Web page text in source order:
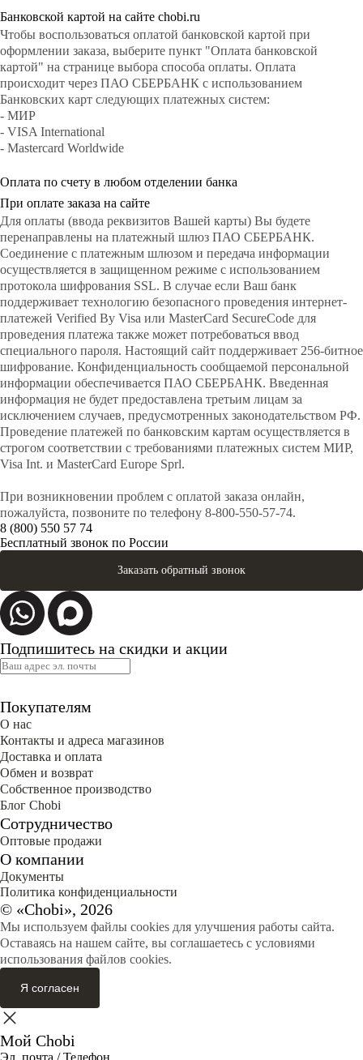
Банковской картой на сайте chobi.ru
Чтобы воспользоваться оплатой банковской картой при
оформлении заказа, выберите пункт "Оплата банковской
картой" на странице выбора способа оплаты. Оплата
происходит через ПАО СБЕРБАНК с использованием
Банковских карт следующих платежных систем:
- МИР
- VISA International
- Mastercard Worldwide
Оплата по счету в любом отделении банка
При оплате заказа на сайте
Для оплаты (ввода реквизитов Вашей карты) Вы будете
перенаправлены на платежный шлюз ПАО СБЕРБАНК.
Соединение с платежным шлюзом и передача информации
осуществляется в защищенном режиме с использованием
протокола шифрования SSL. В случае если Ваш банк
поддерживает технологию безопасного проведения интернет-
платежей Verified By Visa или MasterCard SecureCode для
проведения платежа также может потребоваться ввод
специального пароля. Настоящий сайт поддерживает 256-битное
шифрование. Конфиденциальность сообщаемой персональной
информации обеспечивается ПАО СБЕРБАНК. Введенная
информация не будет предоставлена третьим лицам за
исключением случаев, предусмотренных законодательством РФ.
Проведение платежей по банковским картам осуществляется в
строгом соответствии с требованиями платежных систем МИР,
Visa Int. и MasterCard Europe Sprl.
При возникновении проблем с оплатой заказа онлайн,
пожалуйста, позвоните по телефону 8-800-550-57-74.
8 (800) 550 57 74
Бесплатный звонок по России
Заказать обратный звонок
Подпишитесь на скидки и акции
Покупателям
О нас
Контакты и адреса магазинов
Доставка и оплата
Обмен и возврат
Собственное производство
Блог Сhobi
Сотрудничество
Оптовые продажи
О компании
Документы
Политика конфиденциальности
© «Chobi», 2026
Мы используем файлы cookies для улучшения работы сайта.
Оставаясь на нашем сайте, вы соглашаетесь с условиями
использования файлов cookies.
Я согласен
Мой Chobi
Эл. почта / Телефон